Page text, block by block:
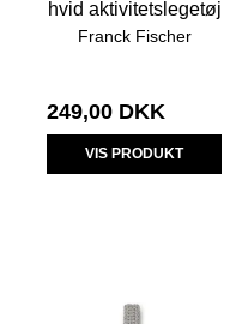
hvid aktivitetslegetøj
Franck Fischer
249,00 DKK
VIS PRODUKT